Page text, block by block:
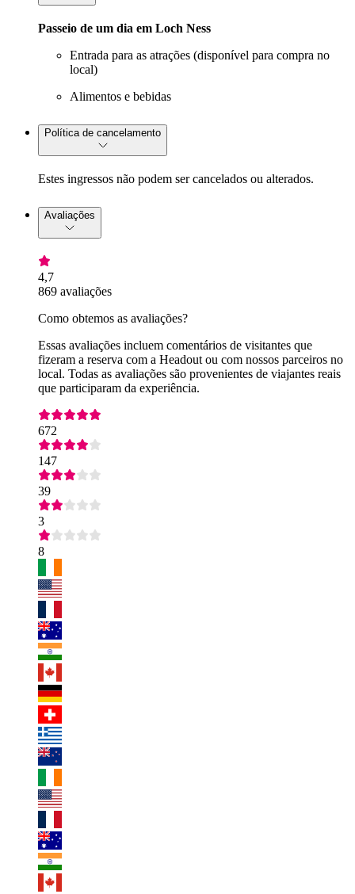
Passeio de um dia em Loch Ness
Entrada para as atrações (disponível para compra no
local)
Alimentos e bebidas
Política de cancelamento
Estes ingressos não podem ser cancelados ou alterados.
Avaliações
4,7
869 avaliações
Como obtemos as avaliações?
Essas avaliações incluem comentários de visitantes que
fizeram a reserva com a Headout ou com nossos parceiros no
local. Todas as avaliações são provenientes de viajantes reais
que participaram da experiência.
672
147
39
3
8